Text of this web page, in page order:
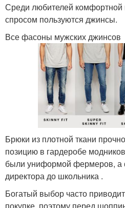
Среди любителей
спросом пользуются джинсы.
Все фасоны мужских джинсов
Брюки из плотной ткани
позицию в гардеробе
были униформой фермеров, а
директора до школьника .
Богатый выбор часто